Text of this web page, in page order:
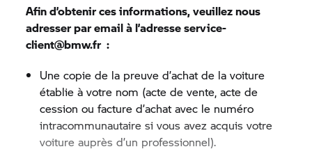
Afin d’obtenir ces informations, veuillez nous
adresser par email à l’adresse service-
client@bmw.fr :
Une copie de la preuve d’achat de la voiture
établie à votre nom (acte de vente, acte de
cession ou facture d’achat avec le numéro
intracommunautaire si vous avez acquis votre
voiture auprès d’un professionnel).